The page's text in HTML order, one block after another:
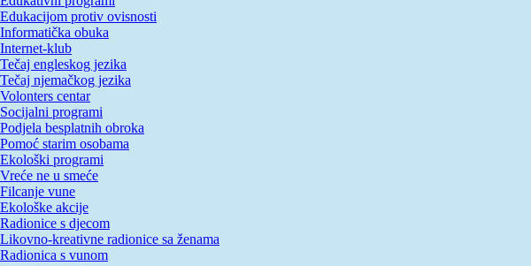
Edukacijom protiv ovisnosti
Informatička obuka
Internet-klub
Tečaj engleskog jezika
Tečaj njemačkog jezika
Volonters centar
Socijalni programi
Podjela besplatnih obroka
Pomoć starim osobama
Ekološki programi
Vreće ne u smeće
Filcanje vune
Ekološke akcije
Radionice s djecom
Likovno-kreativne radionice sa ženama
Radionica s vunom